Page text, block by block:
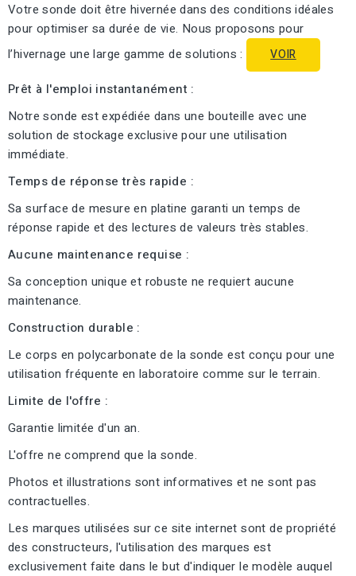
Votre sonde doit être hivernée dans des conditions idéales
pour optimiser sa durée de vie. Nous proposons pour
l’hivernage une large gamme de solutions :
VOIR
Prêt à l'emploi instantanément :
Notre sonde est expédiée dans une bouteille avec une
solution de stockage exclusive pour une utilisation
immédiate.
Temps de réponse très rapide :
Sa surface de mesure en platine garanti un temps de
réponse rapide et des lectures de valeurs très stables.
Aucune maintenance requise :
Sa conception unique et robuste ne requiert aucune
maintenance.
Construction durable :
Le corps en polycarbonate de la sonde est conçu pour une
utilisation fréquente en laboratoire comme sur le terrain.
Limite de l'offre :
Garantie limitée d'un an.
L'offre ne comprend que la sonde.
Photos et illustrations sont informatives et ne sont pas
contractuelles.
Les marques utilisées sur ce site internet sont de propriété
des constructeurs, l'utilisation des marques est
exclusivement faite dans le but d'indiquer le modèle auquel